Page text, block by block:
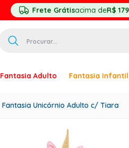
Frete Grátisacima deR$
Fantasia Adulto Fantasia Infantil
Fantasia Unicórnio Adulto c/ Tiara
2º
princesa
mascara